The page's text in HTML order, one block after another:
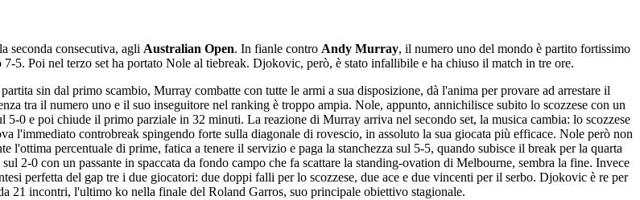
seconda consecutiva, agli Australian Open. In fianle contro Andy Murray, il numero uno del mondo è partito fortissimo
5. Poi nel terzo set ha portato Nole al tiebreak. Djokovic, però, è stato infallibile e ha chiuso il match in tre ore.
sin dal primo scambio, Murray combatte con tutte le armi a sua disposizione, dà l'anima per provare ad arrestare il
tra il numero uno e il suo inseguitore nel ranking è troppo ampia. Nole, appunto, annichilisce subito lo scozzese con un
0 e poi chiude il primo parziale in 32 minuti. La reazione di Murray arriva nel secondo set, la musica cambia: lo scozzese
l'immediato controbreak spingendo forte sulla diagonale di rovescio, in assoluto la sua giocata più efficace. Nole però non
l'ottima percentuale di prime, fatica a tenere il servizio e paga la stanchezza sul 5-5, quando subisce il break per la quarta
2-0 con un passante in spaccata da fondo campo che fa scattare la standing-ovation di Melbourne, sembra la fine. Invece
perfetta del gap tre i due giocatori: due doppi falli per lo scozzese, due ace e due vincenti per il serbo. Djokovic è re per
21 incontri, l'ultimo ko nella finale del Roland Garros, suo principale obiettivo stagionale.